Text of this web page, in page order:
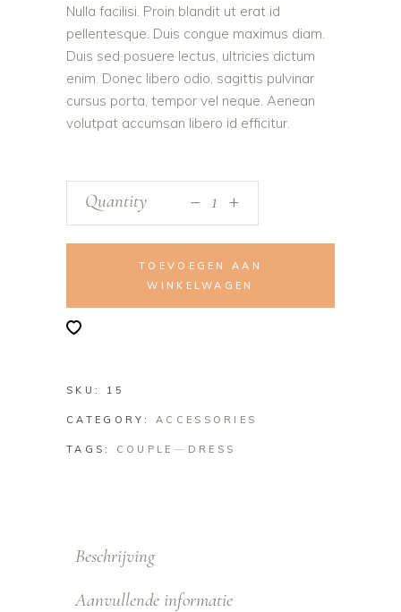
Nulla facilisi. Proin blandit ut erat id
pellentesque. Duis congue maximus diam.
Duis sed posuere lectus, ultricies dictum
enim. Donec libero odio, sagittis pulvinar
cursus porta, tempor vel neque. Aenean
volutpat accumsan libero id efficitur.
Quantity +
TOEVOEGEN AAN
WINKELWAGEN
SKU: 15
CATEGORY:ACCESSORIES
TAGS: COUPLE DRESS
Beschrijving
Aanvullende informatie